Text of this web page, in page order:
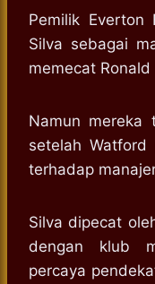
Pemilik Everton
Silva sebagai
memecat Ronald
Namun mereka
setelah Watford
terhadap
Silva dipecat
dengan klub
percaya